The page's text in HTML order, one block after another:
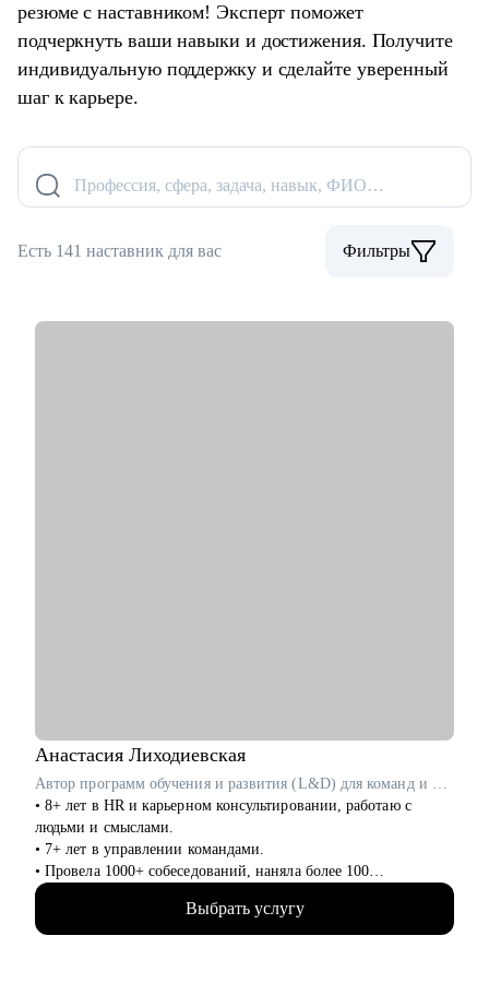
резюме с наставником! Эксперт поможет
подчеркнуть ваши навыки и достижения. Получите
индивидуальную поддержку и сделайте уверенный
шаг к карьере.
Профессия, сфера, задача, навык, ФИО…
Есть 141 наставник для вас Фильтры
Анастасия Лиходиевская
Автор программ обучения и развития (L&D) для команд и лидов в Garage Eight / ex-Cindicator, IT-Доминанта
• 8+ лет в HR и карьерном консультировании, работаю с
людьми и смыслами.
• 7+ лет в управлении командами.
• Провела 1000+ собеседований, наняла более 100
сотрудников.
• Работала как в агентском подборе, так и в штате компании
(inhouse): в финансовых технологиях (финтех), IT и
Выбрать услугу